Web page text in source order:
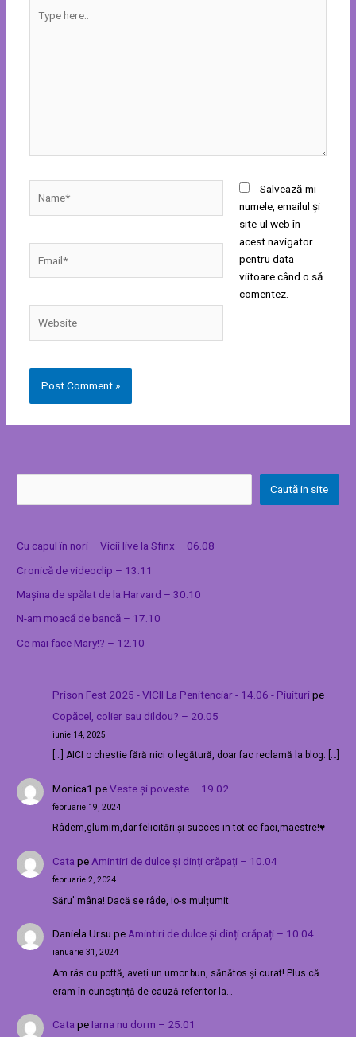
here..
Salvează-mi
numele, emailul și
site-ul web în
acest navigator
pentru data
viitoare când o să
comentez.
Caută in site
Cu capul în nori – Vicii live la Sfinx – 06.08
Cronică de videoclip – 13.11
Mașina de spălat de la Harvard – 30.10
N-am moacă de bancă – 17.10
Ce mai face Mary!? – 12.10
Prison Fest 2025 - VICII La Penitenciar - 14.06 - Piuituripe
Copăcel, colier sau dildou? – 20.05
iunie 14, 2025
[…] AICI o chestie fără nici o legătură, doar fac reclamă la blog. […]
Monica1 peVeste și poveste – 19.02
februarie 19, 2024
Râdem,glumim,dar felicitări și succes in tot ce faci,maestre!♥️
Cata peAmintiri de dulce și dinți crăpați – 10.04
februarie 2, 2024
Săru' mâna! Dacă se râde, io-s mulțumit.
Daniela Ursu peAmintiri de dulce și dinți crăpați – 10.04
ianuarie 31, 2024
Am râs cu poftă, aveți un umor bun, sănătos și curat! Plus că
eram în cunoștință de cauză referitor la…
Cata pe Iarna nu dorm – 25.01